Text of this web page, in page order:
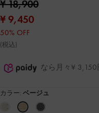
¥ 18,900
¥ 9,450
50% OFF
(税込)
なら月々¥
カラー: ベージュ